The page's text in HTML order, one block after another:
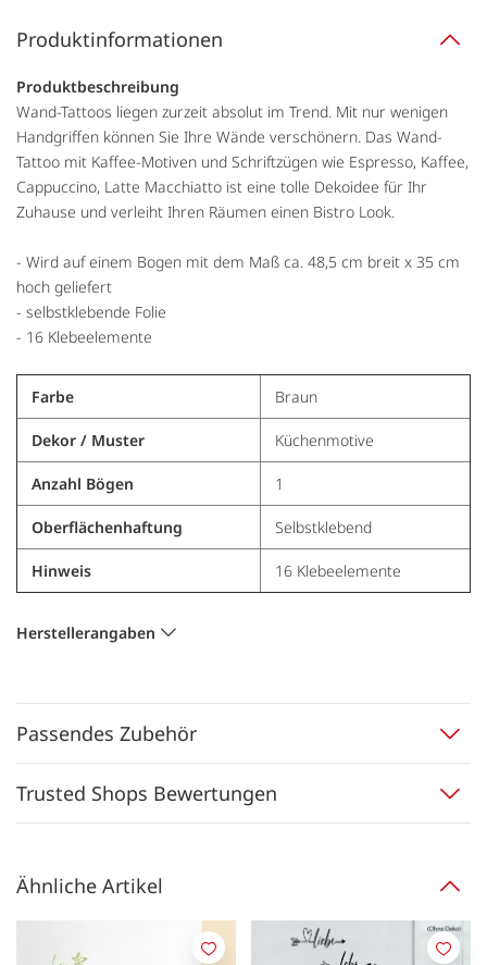
Produktinformationen
Produktbeschreibung
Wand-Tattoos liegen zurzeit absolut im Trend. Mit nur wenigen
Handgriffen können Sie Ihre Wände verschönern. Das Wand-
Tattoo mit Kaffee-Motiven und Schriftzügen wie Espresso, Kaffee,
Cappuccino, Latte Macchiatto ist eine tolle Dekoidee für Ihr
Zuhause und verleiht Ihren Räumen einen Bistro Look.
- Wird auf einem Bogen mit dem Maß ca. 48,5 cm breit x 35 cm
hoch geliefert
- selbstklebende Folie
- 16 Klebeelemente
Farbe Braun
Dekor / Muster Küchenmotive
Anzahl Bögen 1
Oberflächenhaftung Selbstklebend
Hinweis 16 Klebeelemente
Herstellerangaben
Passendes Zubehör
Trusted Shops Bewertungen
Ähnliche Artikel
Merken